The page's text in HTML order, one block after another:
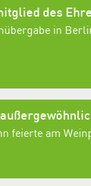
des
in
feierte am